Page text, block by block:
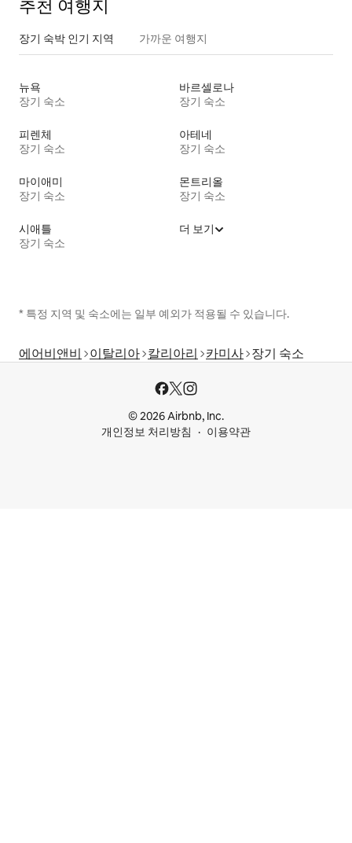
추천 여행지
장기 숙박 인기 지역 가까운 여행지
뉴욕
장기 숙소
바르셀로나
장기 숙소
피렌체
장기 숙소
아테네
장기 숙소
마이애미
장기 숙소
몬트리올
장기 숙소
시애틀
장기 숙소
더 보기
* 특정 지역 및 숙소에는 일부 예외가 적용될 수 있습니다.
에어비앤비 이탈리아 칼리아리 카미사 장기 숙소
© 2026 Airbnb, Inc.
개인정보 처리방침
이용약관